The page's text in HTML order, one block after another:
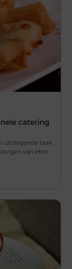
catering
uitdagende taak
van eten